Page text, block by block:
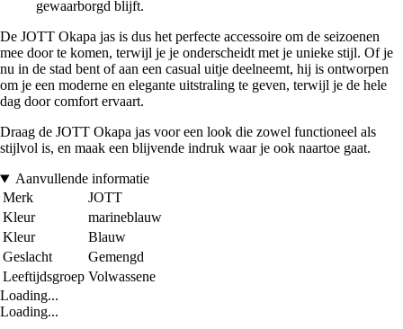
gewaarborgd blijft.
De JOTT Okapa jas is dus het perfecte accessoire om de seizoenen
mee door te komen, terwijl je je onderscheidt met je unieke stijl. Of je
nu in de stad bent of aan een casual uitje deelneemt, hij is ontworpen
om je een moderne en elegante uitstraling te geven, terwijl je de hele
dag door comfort ervaart.
Draag de JOTT Okapa jas voor een look die zowel functioneel als
stijlvol is, en maak een blijvende indruk waar je ook naartoe gaat.
Aanvullende informatie
Merk
JOTT
Kleur
marineblauw
Kleur
Blauw
Geslacht
Gemengd
Leeftijdsgroep Volwassene
Loading...
Loading...